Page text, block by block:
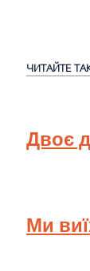
ЧИТАЙТЕ
Двоє
Ми